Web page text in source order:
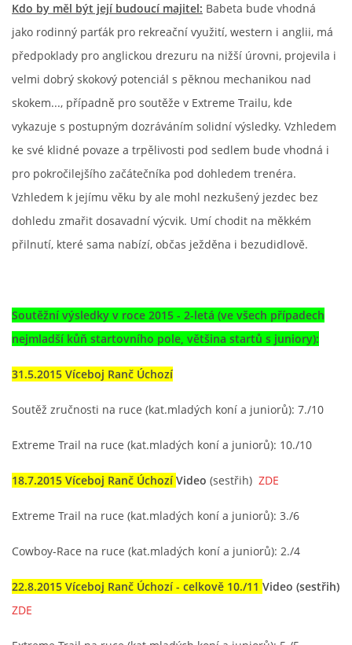
Kdo by měl být její budoucí majitel: Babeta bude vhodná
jako rodinný parťák pro rekreační využití, western i anglii, má
předpoklady pro anglickou drezuru na nižší úrovni, projevila i
velmi dobrý skokový potenciál s pěknou mechanikou nad
skokem..., případně pro soutěže v Extreme Trailu, kde
vykazuje s postupným dozráváním solidní výsledky. Vzhledem
ke své klidné povaze a trpělivosti pod sedlem bude vhodná i
pro pokročilejšího začátečníka pod dohledem trenéra.
Vzhledem k jejímu věku by ale mohl nezkušený jezdec bez
dohledu zmařit dosavadní výcvik. Umí chodit na měkkém
přilnutí, které sama nabízí, občas ježděna i bezudidlově.
Soutěžní výsledky v roce 2015 - 2-letá (ve všech případech
nejmladší kůň startovního pole, většina startů s juniory):
31.5.2015 Víceboj Ranč Úchozí
Soutěž zručnosti na ruce (kat.mladých koní a juniorů): 7./10
Extreme Trail na ruce (kat.mladých koní a juniorů): 10./10
18.7.2015 Víceboj Ranč Úchozí Video (sestřih) ZDE
Extreme Trail na ruce (kat.mladých koní a juniorů): 3./6
Cowboy-Race na ruce (kat.mladých koní a juniorů): 2./4
22.8.2015 Víceboj Ranč Úchozí - celkově 10./11 Video (sestřih)
ZDE